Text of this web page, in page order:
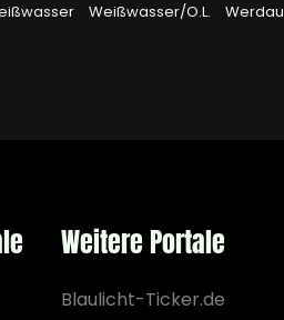
Weißwasser/O.L. Werdau
Weitere Portale
Blaulicht-Ticker.de